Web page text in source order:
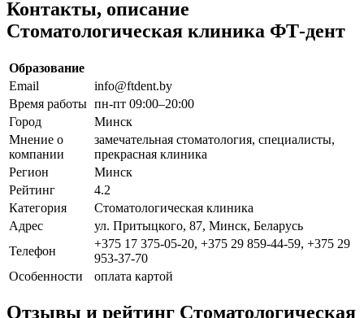
Контакты, описание
Стоматологическая клиника ФТ-дент
Образование
Email
info@ftdent.by
Время работы пн-пт 09:00–20:00
Город
Минск
Мнение о
компании
замечательная стоматология, специалисты,
прекрасная клиника
Регион
Минск
Рейтинг
4.2
Категория
Стоматологическая клиника
Адрес
ул. Притыцкого, 87, Минск, Беларусь
Телефон
+375 17 375-05-20, +375 29 859-44-59, +375 29
953-37-70
Особенности
оплата картой
Отзывы и рейтинг Стоматологическая